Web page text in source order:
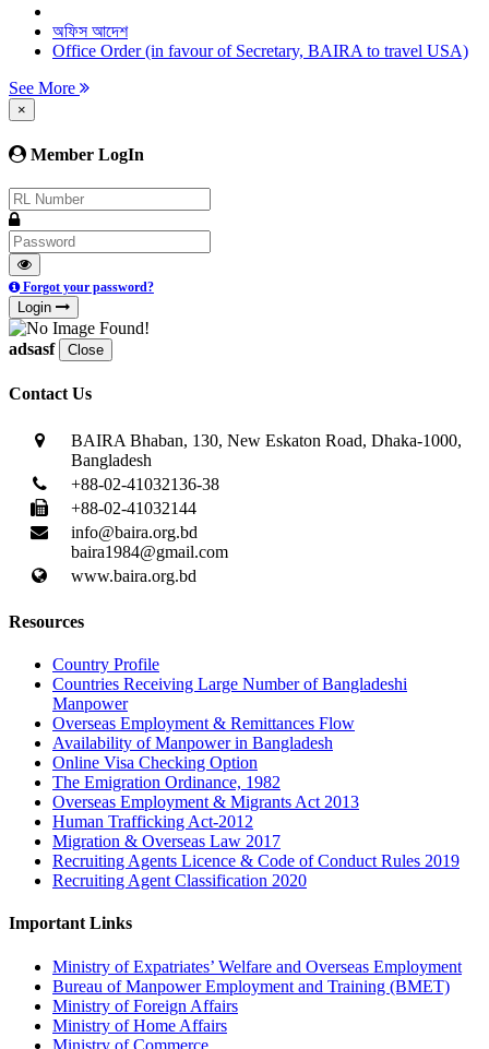
অফিস আদেশ
Office Order (in favour of Secretary, BAIRA to travel USA)
See More
×
Member LogIn
Forgot your password?
Login
adsasf Close
Contact Us
BAIRA Bhaban, 130, New Eskaton Road, Dhaka-1000,
Bangladesh
+88-02-41032136-38
+88-02-41032144
info@baira.org.bd
baira1984@gmail.com
www.baira.org.bd
Resources
Country Profile
Countries Receiving Large Number of Bangladeshi
Manpower
Overseas Employment & Remittances Flow
Availability of Manpower in Bangladesh
Online Visa Checking Option
The Emigration Ordinance, 1982
Overseas Employment & Migrants Act 2013
Human Trafficking Act-2012
Migration & Overseas Law 2017
Recruiting Agents Licence & Code of Conduct Rules 2019
Recruiting Agent Classification 2020
Important Links
Ministry of Expatriates’ Welfare and Overseas Employment
Bureau of Manpower Employment and Training (BMET)
Ministry of Foreign Affairs
Ministry of Home Affairs
Ministry of Commerce